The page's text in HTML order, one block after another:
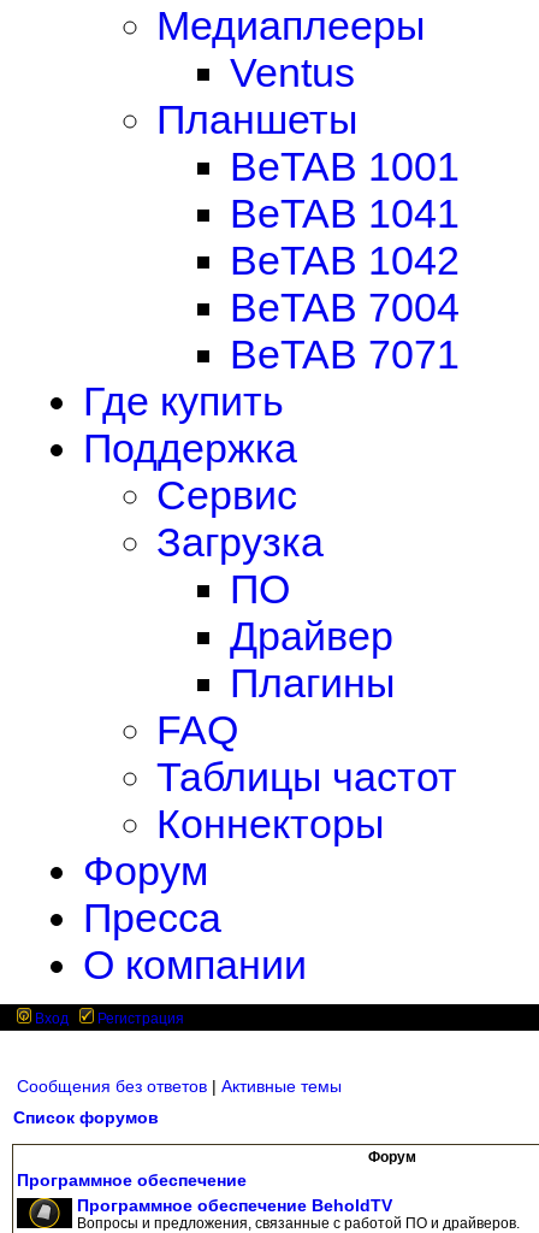
Медиаплееры
Ventus
Планшеты
BeTAB 1001
BeTAB 1041
BeTAB 1042
BeTAB 7004
BeTAB 7071
Где купить
Поддержка
Сервис
Загрузка
ПО
Драйвер
Плагины
FAQ
Таблицы частот
Коннекторы
Форум
Пресса
О компании
Вход Регистрация
Сообщения без ответов | Активные темы
Список форумов
Форум
Программное обеспечение
Программное обеспечение BeholdTV
Вопросы и предложения, связанные с работой ПО и драйверов.